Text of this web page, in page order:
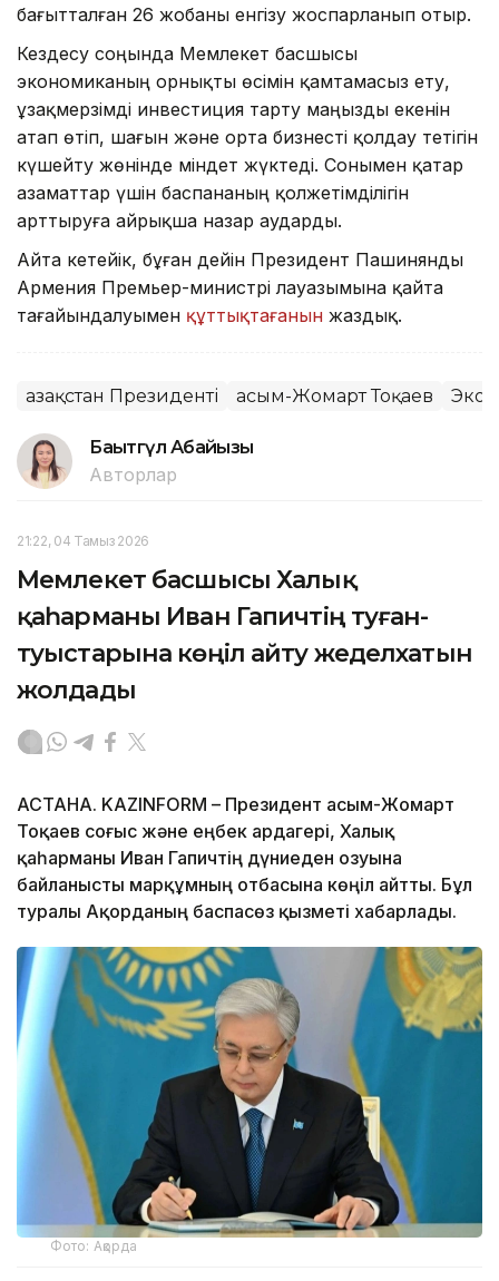
бағытталған 26 жобаны енгізу жоспарланып отыр.
Кездесу соңында Мемлекет басшысы
экономиканың орнықты өсімін қамтамасыз ету,
ұзақмерзімді инвестиция тарту маңызды екенін
атап өтіп, шағын және орта бизнесті қолдау тетігін
күшейту жөнінде міндет жүктеді. Сонымен қатар
азаматтар үшін баспананың қолжетімділігін
арттыруға айрықша назар аударды.
Айта кетейік, бұған дейін Президент Пашинянды
Армения Премьер-министрі лауазымына қайта
тағайындалуымен құттықтағанын жаздық.
Қазақстан Президенті Қасым-Жомарт Тоқаев
Бақытгүл Абайқызы
Авторлар
21:22, 04 Тамыз 2026
Мемлекет басшысы Халық
қаһарманы Иван Гапичтің туған-
туыстарына көңіл айту жеделхатын
жолдады
АСТАНА. KAZINFORM – Президент Қасым-Жомарт
Тоқаев соғыс және еңбек ардагері, Халық
қаһарманы Иван Гапичтің дүниеден озуына
байланысты марқұмның отбасына көңіл айтты. Бұл
туралы Ақорданың баспасөз қызметі хабарлады.
Фото: Ақорда